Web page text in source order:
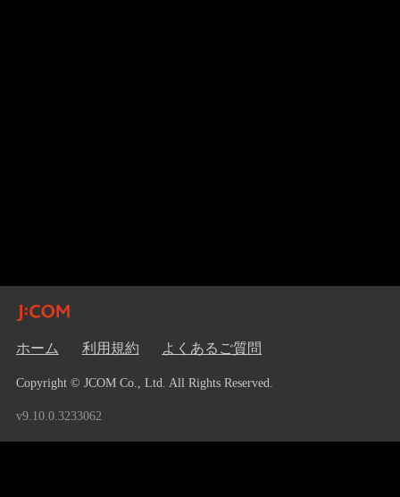
ホーム 利用規約 よくあるご質問
Copyright © JCOM Co., Ltd. All Rights Reserved.
v9.10.0.3233062